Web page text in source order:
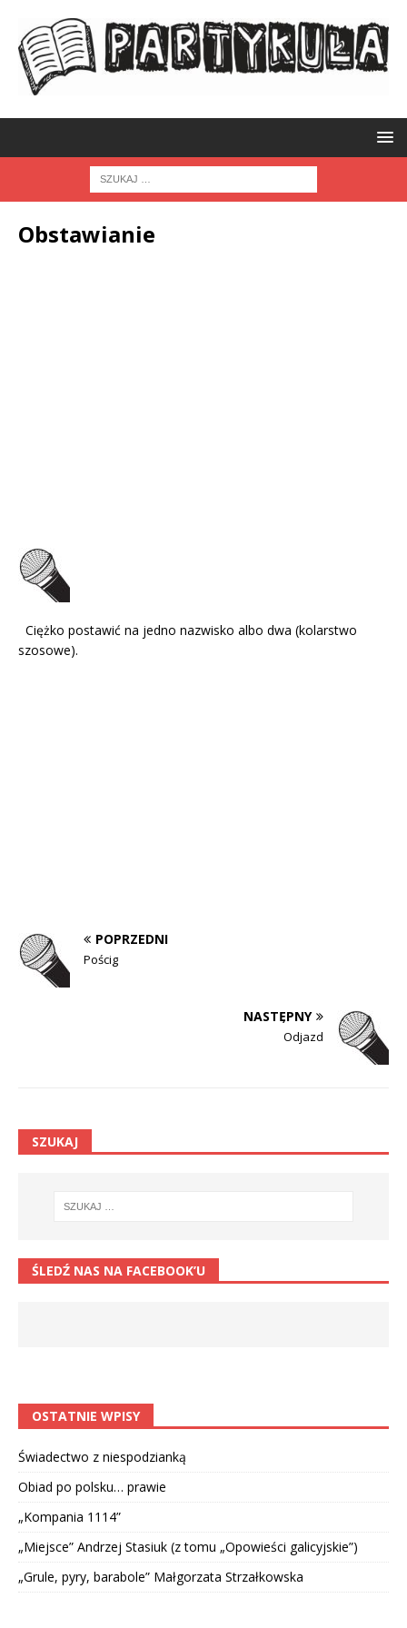
Obstawianie
Ciężko postawić na jedno nazwisko albo dwa (kolarstwo
szosowe).
POPRZEDNI
Pościg
NASTĘPNY
Odjazd
SZUKAJ
ŚLEDŹ NAS NA FACEBOOK’U
OSTATNIE WPISY
Świadectwo z niespodzianką
Obiad po polsku… prawie
„Kompania 1114”
„Miejsce” Andrzej Stasiuk (z tomu „Opowieści galicyjskie”)
„Grule, pyry, barabole” Małgorzata Strzałkowska